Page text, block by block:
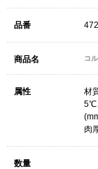
コ
材
5℃
肉